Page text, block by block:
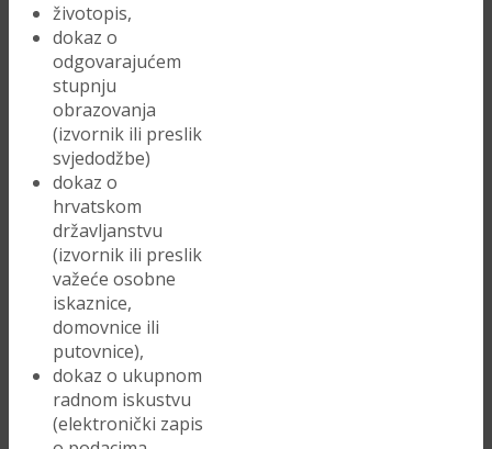
životopis,
dokaz o
odgovarajućem
stupnju
obrazovanja
(izvornik ili preslik
svjedodžbe)
dokaz o
hrvatskom
državljanstvu
(izvornik ili preslik
važeće osobne
iskaznice,
domovnice ili
putovnice),
dokaz o ukupnom
radnom iskustvu
(elektronički zapis